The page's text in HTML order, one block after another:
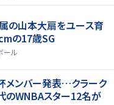
の山本大扇をユース育
の17歳SG
ール
メンバー発表…クラーク
のWNBAスター12名が